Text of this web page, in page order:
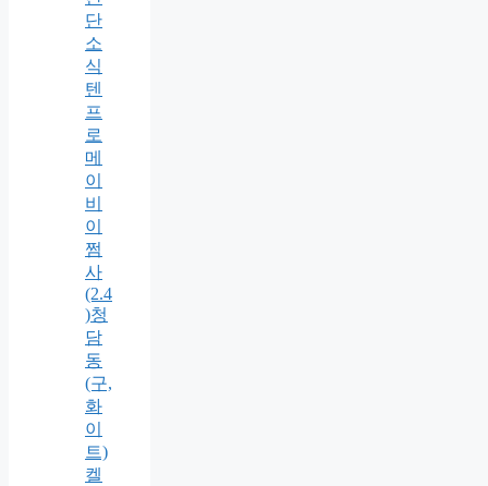
단
소
식
텐
프
로
메
이
비
이
쩜
사
(2.4
)청
담
동
(구,
화
이
트)
켈